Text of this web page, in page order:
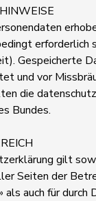
erforderlich
Gespeicherte
und vor
die
Bundes.
gilt
Seiten der
als auch für